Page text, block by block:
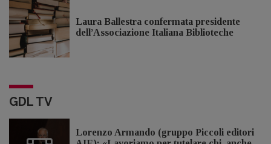
Laura Ballestra confermata presidente
dell’Associazione Italiana Biblioteche
GDL TV
Lorenzo Armando (gruppo Piccoli editori